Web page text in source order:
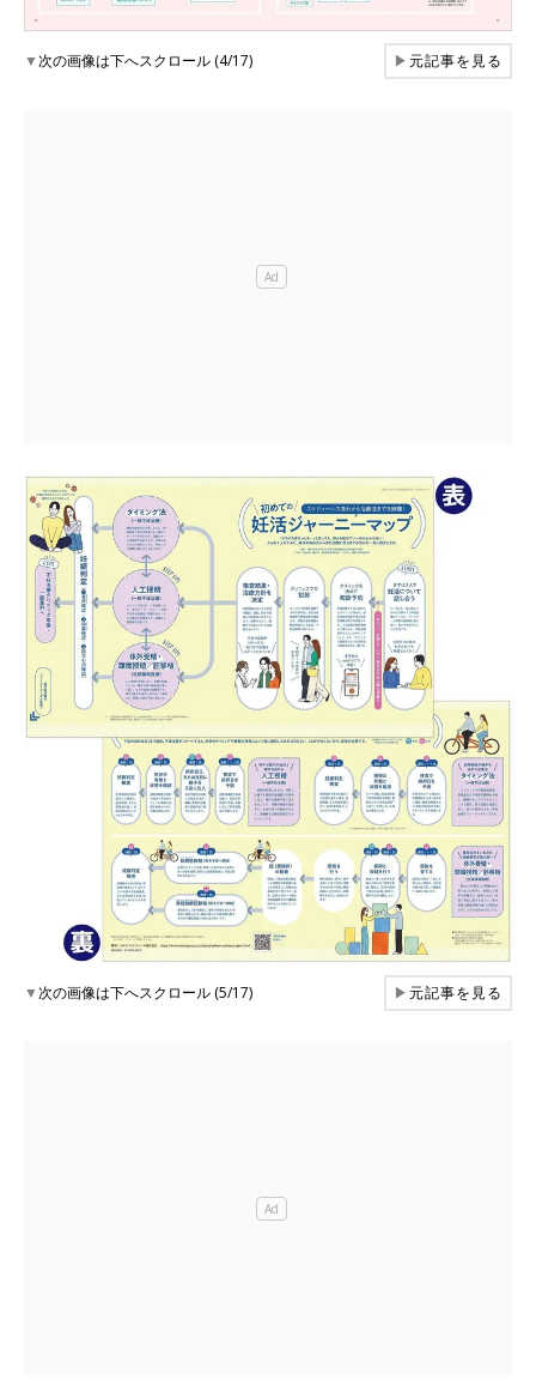
▼次の画像は下へスクロール (4/17) ▶元記事を見る
▼次の画像は下へスクロール (5/17) ▶元記事を見る